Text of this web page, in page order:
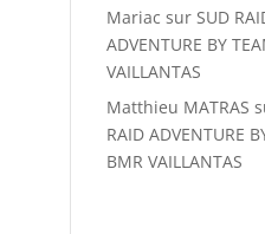
Mariac surSUD
ADVENTURE BY
VAILLANTAS
Matthieu MATRAS
RAID ADVENTURE
BMR VAILLANTAS